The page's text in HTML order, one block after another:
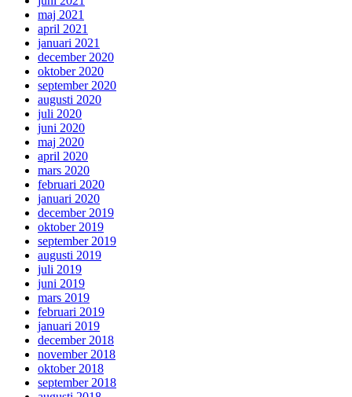
maj 2021
april 2021
januari 2021
december 2020
oktober 2020
september 2020
augusti 2020
juli 2020
juni 2020
maj 2020
april 2020
mars 2020
februari 2020
januari 2020
december 2019
oktober 2019
september 2019
augusti 2019
juli 2019
juni 2019
mars 2019
februari 2019
januari 2019
december 2018
november 2018
oktober 2018
september 2018